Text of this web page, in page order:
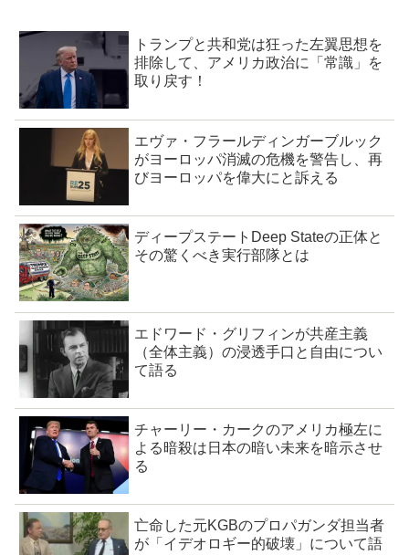
トランプと共和党は狂った左翼思想を
排除して、アメリカ政治に「常識」を
取り戻す！
エヴァ・フラールディンガーブルック
がヨーロッパ消滅の危機を警告し、再
びヨーロッパを偉大にと訴える
ディープステートDeep Stateの正体と
その驚くべき実行部隊とは
エドワード・グリフィンが共産主義
（全体主義）の浸透手口と自由につい
て語る
チャーリー・カークのアメリカ極左に
よる暗殺は日本の暗い未来を暗示させ
る
亡命した元KGBのプロパガンダ担当者
が「イデオロギー的破壊」について語